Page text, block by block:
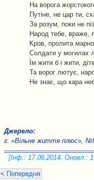
На ворога
Путіне, не цар ти,
За розум, поки не
Народ тебе, враже,
Кров, пролита
Солдати у могилах
Їм жити б і жити,
Та ворог лютує,
Не знає, що кара
Джерело:
г. «Вільне життя плюс»,
[Інф.: 17.08.2014. Оновл.:
< Попередня